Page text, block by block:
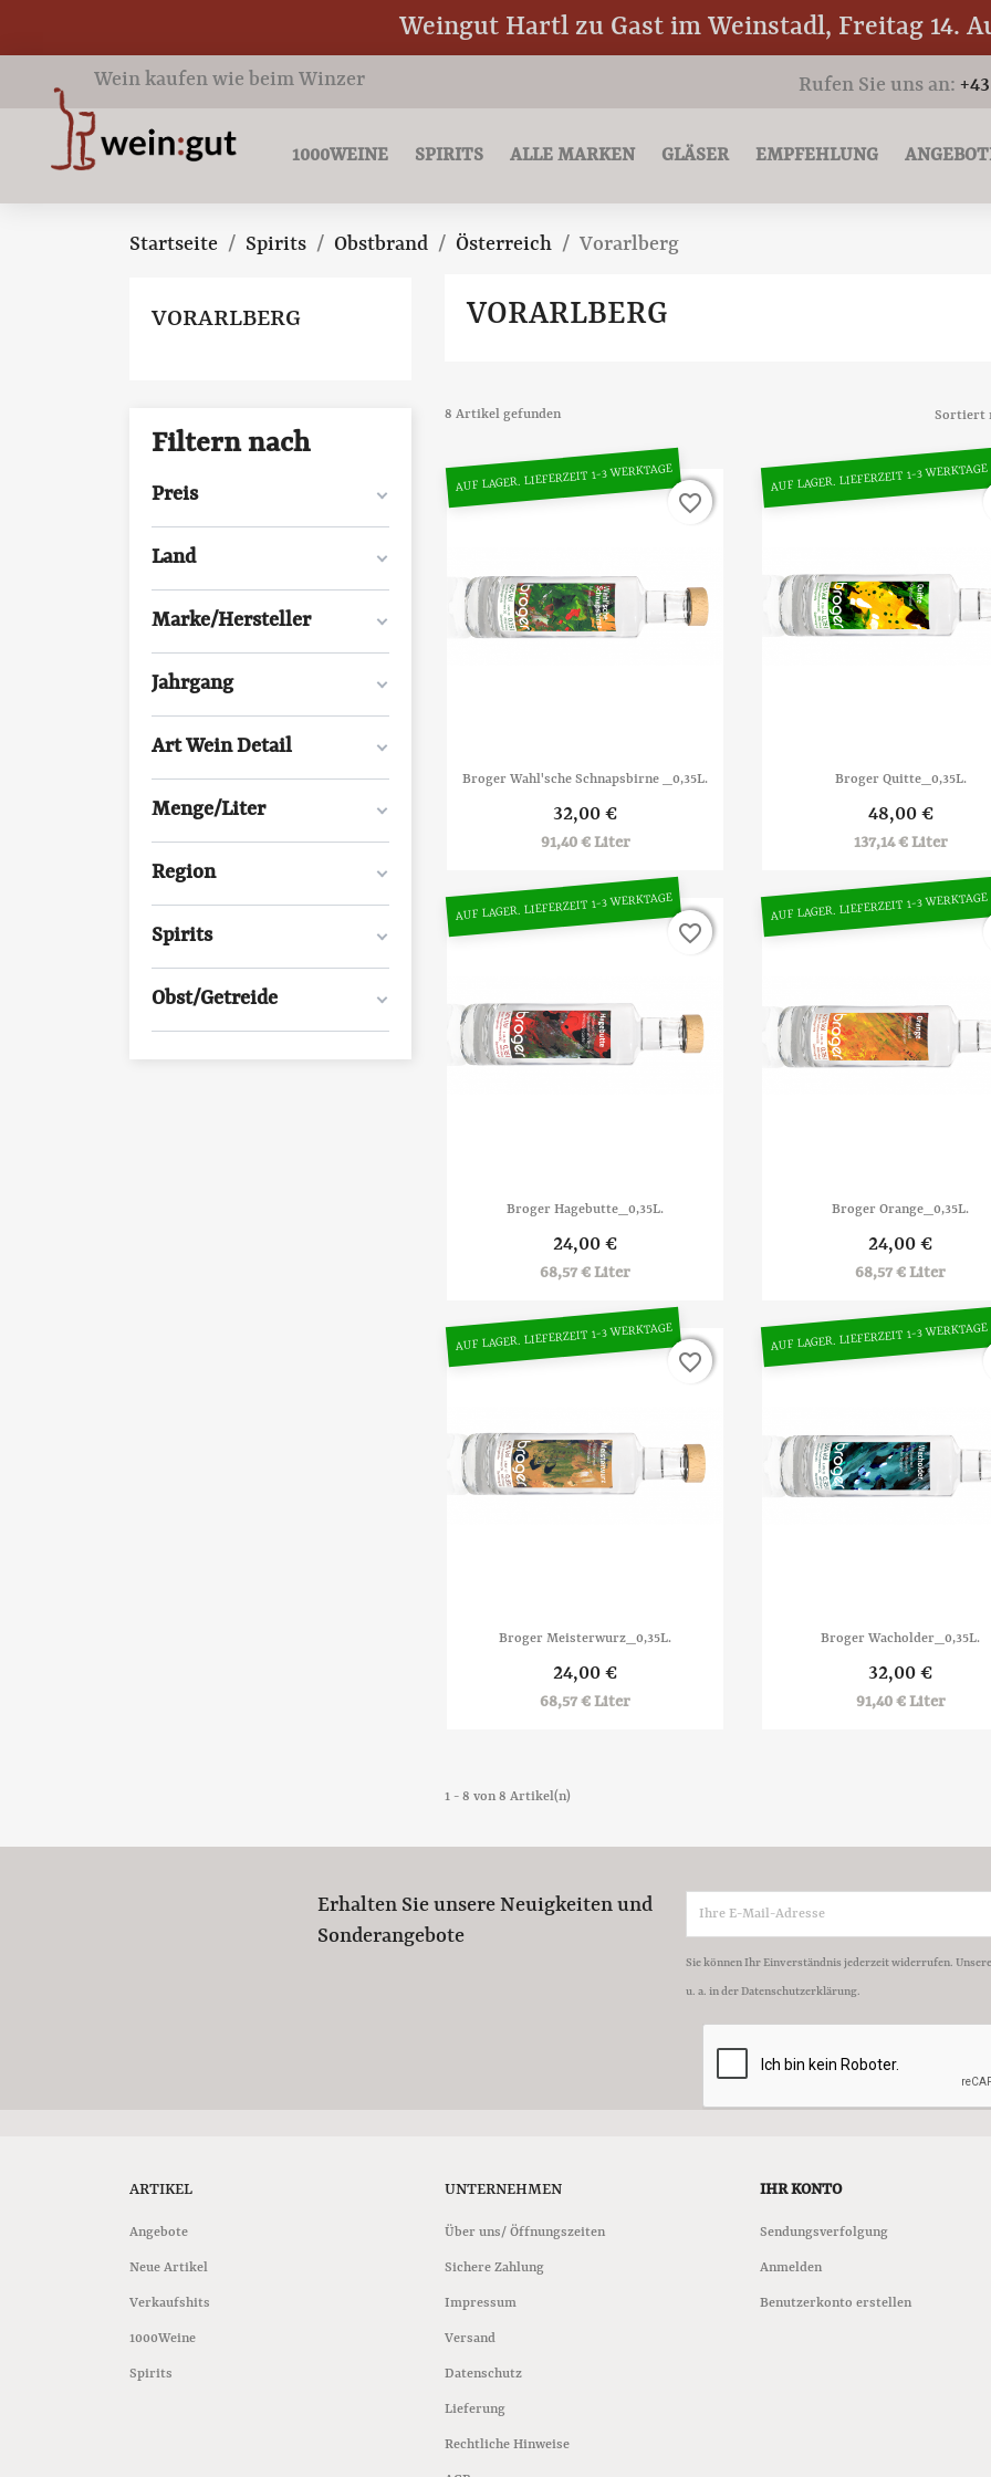
Weingut Hartl zu Gast im Weinstadl, Freitag 14.
Wein kaufen wie beim Winzer Rufen Sie uns an:
1000WEINE SPIRITS ALLE MARKEN GLÄSER EMPFEHLUNG
Startseite Spirits Obstbrand Österreich Vorarlberg
VORARLBERG
Filtern nach
Preis
Land
Marke/Hersteller
Jahrgang
Art Wein Detail
Menge/Liter
Region
Spirits
Obst/Getreide
VORARLBERG
8 Artikel gefunden Sortiert
 Vorschau
Broger Wahl'sche Schnapsbirne _0,35L.
32,00 €
91,40 € Liter
AUF LAGER. LIEFERZEIT 1-3 WERKTAGE
favorite_border
favorite_border
 Vorschau
Broger Quitte_0,35L.
48,00 €
137,14 € Liter
AUF LAGER. LIEFERZEIT 1-3 WERKTAGE
 Vorschau
Broger Hagebutte_0,35L.
24,00 €
68,57 € Liter
AUF LAGER. LIEFERZEIT 1-3 WERKTAGE
favorite_border
favorite_border
Vorschau
Broger Orange_0,35L.
24,00 €
68,57 € Liter
AUF LAGER. LIEFERZEIT 1-3 WERKTAGE
Vorschau
Broger Meisterwurz_0,35L.
24,00 €
68,57 € Liter
AUF LAGER. LIEFERZEIT 1-3 WERKTAGE
favorite_border
favorite_border
Vorschau
Broger Wacholder_0,35L.
32,00 €
91,40 € Liter
AUF LAGER. LIEFERZEIT 1-3 WERKTAGE
1 - 8 von 8 Artikel(n)
Erhalten Sie unsere Neuigkeiten und
Sonderangebote
Sie können Ihr Einverständnis jederzeit widerrufen.
u. a. in der Datenschutzerklärung.
ARTIKEL
Angebote
Neue Artikel
Verkaufshits
1000Weine
Spirits
UNTERNEHMEN
Über uns/ Öffnungszeiten
Sichere Zahlung
Impressum
Versand
Datenschutz
Lieferung
Rechtliche Hinweise
IHR KONTO
Sendungsverfolgung
Anmelden
Benutzerkonto erstellen